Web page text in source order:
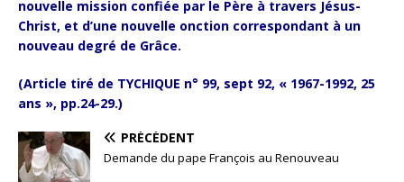
nouvelle mission confiée par le Père à travers Jésus-
Christ, et d’une nouvelle onction correspondant à un
nouveau degré de Grâce.
(Article tiré de TYCHIQUE n° 99, sept 92, « 1967-1992, 25
ans », pp.24-29.)
PRÉCÉDENT
Demande du pape François au Renouveau